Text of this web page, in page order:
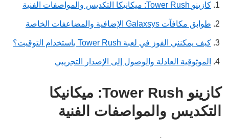
كازينو Tower Rush: ميكانيكا التكديس والمواصفات الفنية
طوابق مكافآت Galaxsys الإضافية والمضاعفات الخاصة
كيف يمكنني الفوز في لعبة Tower Rush باستخدام التوقيت؟
الموثوقية العادلة والوصول إلى الإصدار التجريبي
كازينو Tower Rush: ميكانيكا
التكديس والمواصفات الفنية